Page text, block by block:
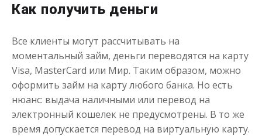
Переведём в долг
Сумма до50 000₽
Срок от 1до 21 дня
Получить
Как получить деньги
Все клиенты могут рассчитывать на
моментальный займ, деньги переводятся на карту
Visa, MasterCard или Мир. Таким образом, можно
оформить займ на карту любого банка. Но есть
нюанс: выдача наличными или перевод на
электронный кошелек не предусмотрены. В то же
время допускается перевод на виртуальную карту.